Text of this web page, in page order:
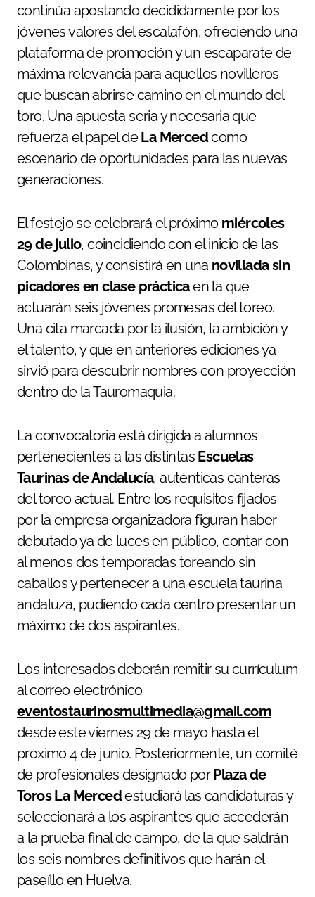
continúa apostando decididamente por los
jóvenes valores del escalafón, ofreciendo una
plataforma de promoción y un escaparate de
máxima relevancia para aquellos novilleros
que buscan abrirse camino en el mundo del
toro. Una apuesta seria y necesaria que
refuerza el papel deLa Mercedcomo
escenario de oportunidades para las nuevas
generaciones.
El festejo se celebrará el próximo miércoles
29 de julio, coincidiendo con el inicio de las
Colombinas, y consistirá en una novillada sin
picadores en clase prácticaen la que
actuarán seis jóvenes promesas del toreo.
Una cita marcada por la ilusión, la ambición y
el talento, y que en anteriores ediciones ya
sirvió para descubrir nombres con proyección
dentro de la Tauromaquia.
La convocatoria está dirigida a alumnos
pertenecientes a las distintas Escuelas
Taurinas de Andalucía, auténticas canteras
del toreo actual. Entre los requisitos fijados
por la empresa organizadora figuran haber
debutado ya de luces en público, contar con
al menos dos temporadas toreando sin
caballos y pertenecer a una escuela taurina
andaluza, pudiendo cada centro presentar un
máximo de dos aspirantes.
Los interesados deberán remitir su currículum
al correo electrónico
eventostaurinosmultimedia@gmail.com
desde este viernes 29 de mayo hasta el
próximo 4 de junio. Posteriormente, un comité
de profesionales designado porPlaza de
Toros La Mercedestudiará las candidaturas y
seleccionará a los aspirantes que accederán
a la prueba final de campo, de la que saldrán
los seis nombres definitivos que harán el
paseíllo en Huelva.